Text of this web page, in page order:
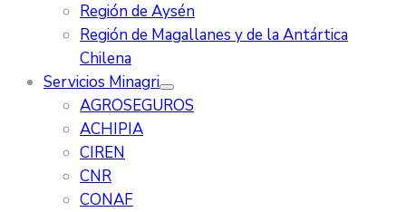
Región de Aysén
Región de Magallanes y de la Antártica
Chilena
Servicios Minagri
AGROSEGUROS
ACHIPIA
CIREN
CNR
CONAF